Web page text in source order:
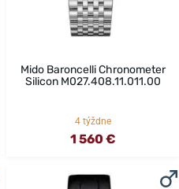
Mido Baroncelli Chronometer
Silicon M027.408.11.011.00
4 týždne
1 560 €